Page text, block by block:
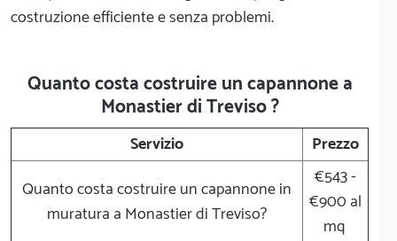
costruzione efficiente e senza problemi.
Quanto costa costruire un capannone a
Monastier di Treviso ?
Servizio
Prezzo
Quanto costa costruire un capannone in
muratura a Monastier di Treviso?
€543 -
€900 al
mq